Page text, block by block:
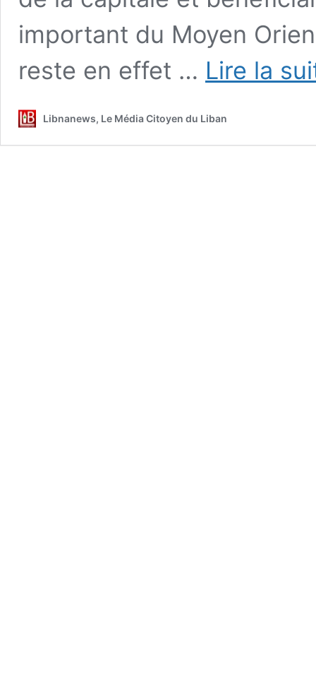
important du Moyen
reste en effet … Lire la
Libnanews, Le Média Citoyen du Liban